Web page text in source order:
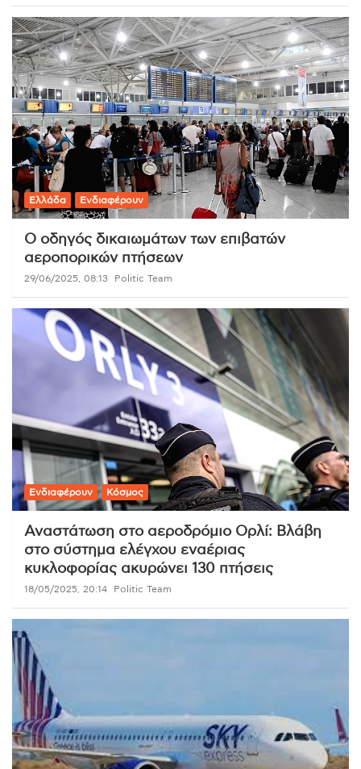
Ελλάδα Ενδιαφέρουν
Ο οδηγός δικαιωμάτων των επιβατών
αεροπορικών πτήσεων
29/06/2025, 08:13 Politic Team
Ενδιαφέρουν Κόσμος
Αναστάτωση στο αεροδρόμιο Ορλί: Βλάβη
στο σύστημα ελέγχου εναέριας
κυκλοφορίας ακυρώνει 130 πτήσεις
18/05/2025, 20:14 Politic Team